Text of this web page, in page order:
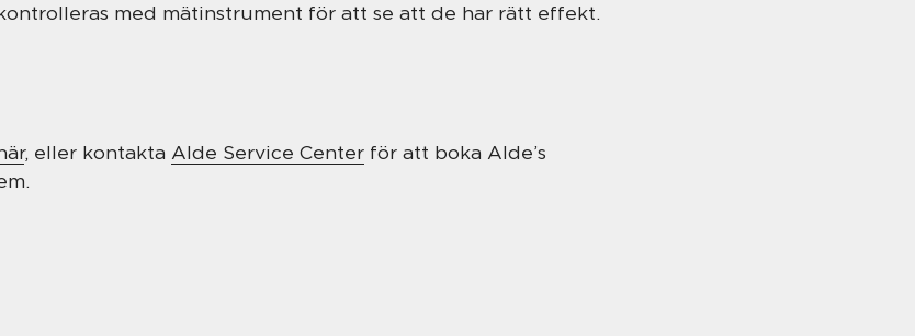
med mätinstrument för att se att de har rätt effekt.
, eller kontakta Alde Service Center för att boka Alde’s